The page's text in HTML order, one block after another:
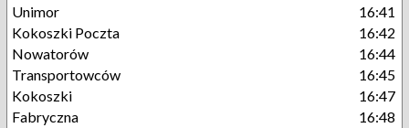
Unimor
16:41
Kokoszki Poczta
16:42
Nowatorów
16:44
Transportowców
16:45
Kokoszki
16:47
Fabryczna
16:48